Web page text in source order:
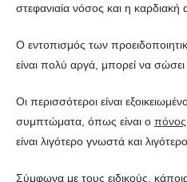
στεφανιαία νόσος και η καρδιακή
Ο εντοπισμός των
είναι πολύ αργά, μπορεί να σώσει
Οι περισσότεροι είναι
συμπτώματα, όπως είναι ο
είναι λιγότερο γνωστά και
Σύμφωνα με τους ειδικούς,